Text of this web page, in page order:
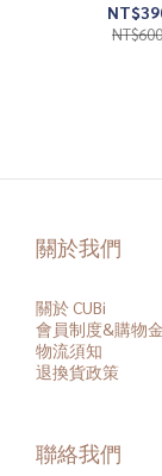
NT$600
關於我們
關於 CUBi
會員制度&購物金
物流須知
退換貨政策
聯絡我們